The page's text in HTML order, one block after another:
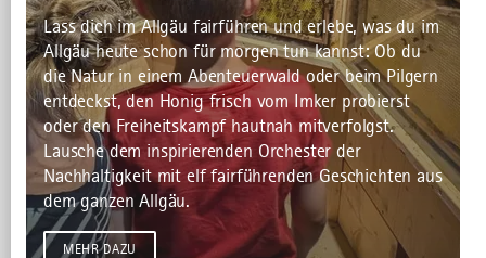
Lass dich im Allgäu fairführen und erlebe, was du im
Allgäu heute schon für morgen tun kannst: Ob du
die Natur in einem Abenteuerwald oder beim Pilgern
entdeckst, den Honig frisch vom Imker probierst
oder den Freiheitskampf hautnah mitverfolgst.
Lausche dem inspirierenden Orchester der
Nachhaltigkeit mit elf fairführenden Geschichten aus
dem ganzen Allgäu.
MEHR DAZU